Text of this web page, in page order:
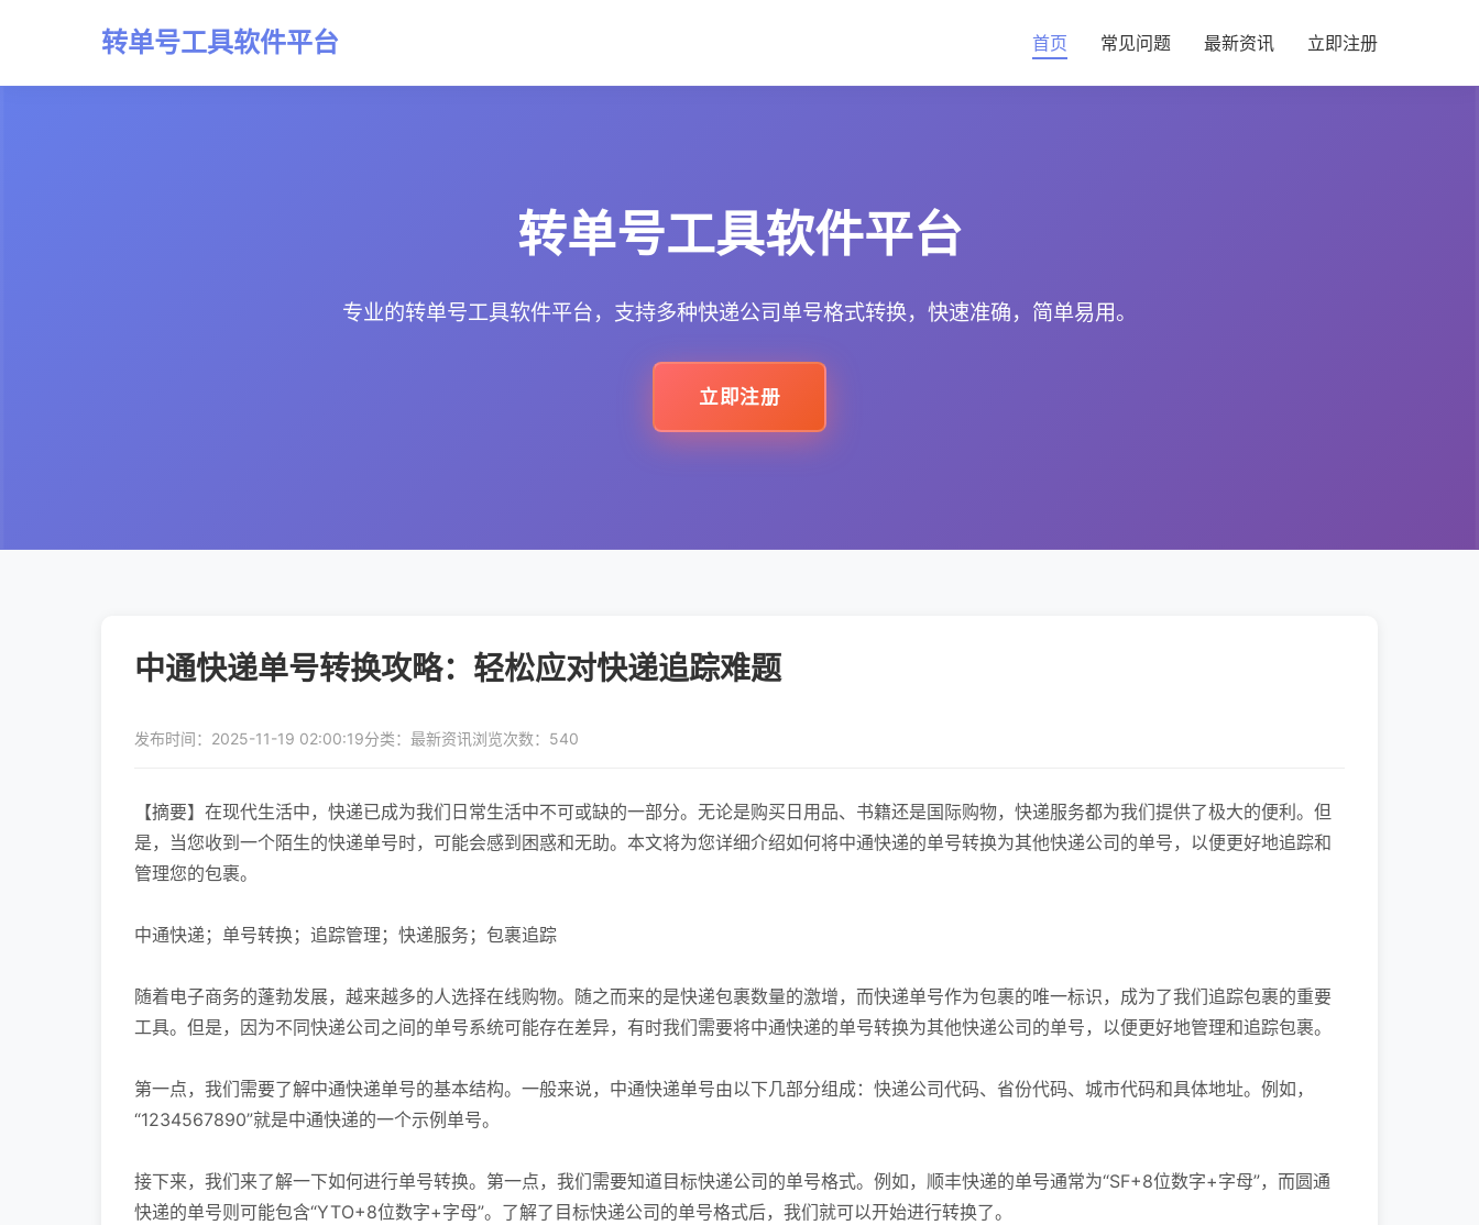
转单号工具软件平台 首页 常见问题 最新资讯 立即注册
转单号工具软件平台
专业的转单号工具软件平台，支持多种快递公司单号格式转换，快速准确，简单易用。
立即注册
中通快递单号转换攻略：轻松应对快递追踪难题
发布时间：2025-11-19 02:00:19分类：最新资讯浏览次数：540
【摘要】在现代生活中，快递已成为我们日常生活中不可或缺的一部分。无论是购买日用品、书籍还是国际购物，快递服务都为我们提供了极大的便利。但
是，当您收到一个陌生的快递单号时，可能会感到困惑和无助。本文将为您详细介绍如何将中通快递的单号转换为其他快递公司的单号，以便更好地追踪和
管理您的包裹。
中通快递；单号转换；追踪管理；快递服务；包裹追踪
随着电子商务的蓬勃发展，越来越多的人选择在线购物。随之而来的是快递包裹数量的激增，而快递单号作为包裹的唯一标识，成为了我们追踪包裹的重要
工具。但是，因为不同快递公司之间的单号系统可能存在差异，有时我们需要将中通快递的单号转换为其他快递公司的单号，以便更好地管理和追踪包裹。
第一点，我们需要了解中通快递单号的基本结构。一般来说，中通快递单号由以下几部分组成：快递公司代码、省份代码、城市代码和具体地址。例如，
“1234567890”就是中通快递的一个示例单号。
接下来，我们来了解一下如何进行单号转换。第一点，我们需要知道目标快递公司的单号格式。例如，顺丰快递的单号通常为“SF+8位数字+字母”，而圆通
快递的单号则可能包含“YTO+8位数字+字母”。了解了目标快递公司的单号格式后，我们就可以开始进行转换了。